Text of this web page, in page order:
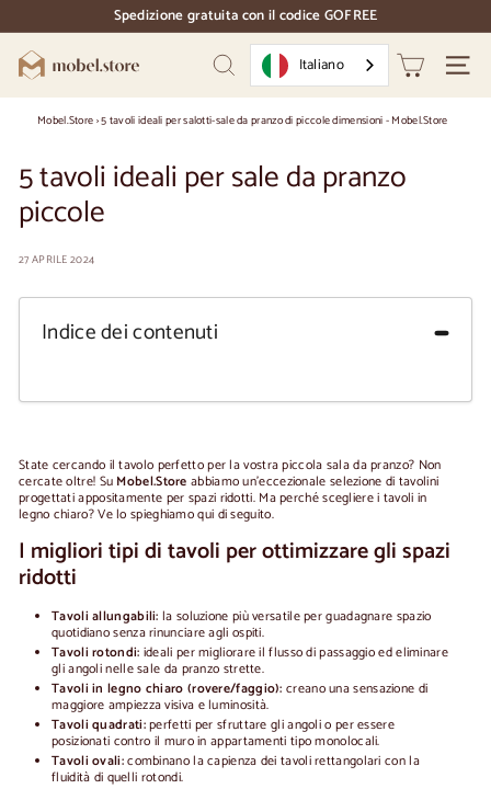
al
contenuto
pausa
diapositive
Spedizione gratuita con il codice GOFREE
M
o
l.
S
t
o
r
Ricerca Italiano
Mobel.Store›5 tavoli ideali per salotti-sale da pranzo di piccole dimensioni - Mobel.Store
5 tavoli ideali per sale da pranzo
piccole
27 APRILE 2024
Indice dei contenuti
State cercando il tavolo perfetto per la vostra piccola sala da pranzo? Non
cercate oltre! Su Mobel.Store abbiamo un'eccezionale selezione di tavolini
progettati appositamente per spazi ridotti. Ma perché scegliere i tavoli in
legno chiaro? Ve lo spieghiamo qui di seguito.
I migliori tipi di tavoli per ottimizzare gli spazi
ridotti
Tavoli allungabili: la soluzione più versatile per guadagnare spazio
quotidiano senza rinunciare agli ospiti.
Tavoli rotondi: ideali per migliorare il flusso di passaggio ed eliminare
gli angoli nelle sale da pranzo strette.
Tavoli in legno chiaro (rovere/faggio): creano una sensazione di
maggiore ampiezza visiva e luminosità.
Tavoli quadrati:perfetti per sfruttare gli angoli o per essere
posizionati contro il muro in appartamenti tipo monolocali.
Tavoli ovali:combinano la capienza dei tavoli rettangolari con la
fluidità di quelli rotondi.